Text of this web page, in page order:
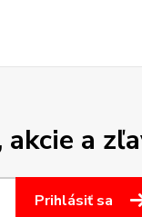
a
Prihlásiť sa